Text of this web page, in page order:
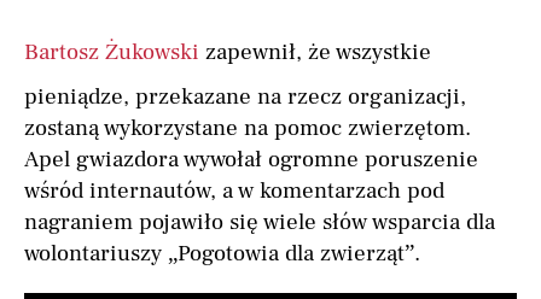
Bartosz Żukowski zapewnił, że wszystkie
pieniądze, przekazane na rzecz organizacji,
zostaną wykorzystane na pomoc zwierzętom.
Apel gwiazdora wywołał ogromne poruszenie
wśród internautów, a w komentarzach pod
nagraniem pojawiło się wiele słów wsparcia dla
wolontariuszy „Pogotowia dla zwierząt”.